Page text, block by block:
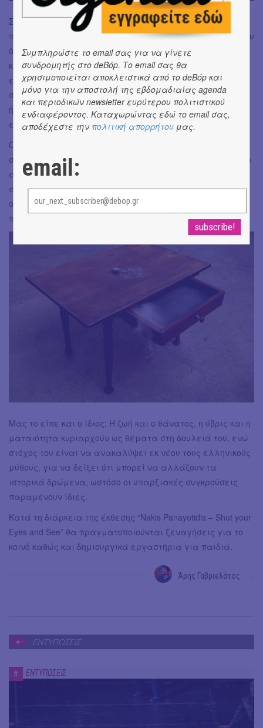
Στην πιο πρόσφατη φάση της δουλειάς του κυριαρχούν οι
πίνακες ζωγραφικής, όχι όμως με τη συμβατική έννοια του
όρου: το 2017-18 ξεκινά να ασχολείται με την εικόνα-
κείμενο, μια διαδικασία επικόλλησης σε μεγάλες
επιφάνειες γραπτών μηνυμάτων που δίνουν τροφή για
σκέψη. Αν το καλοσκεφτούμε συμβάδισε με την εποχή και
ήταν... μάλλον μπροστά της, όπως άλλωστε πρέπει να
είναι ένας καλλιτέχνης.
Όπως είπα, κάτι που απασχολεί τον Παναγιωτίδη στο
σύνολο του έργου του είναι η έννοια του χρόνου, τον οποίο
αντιλαμβάνεται ως ροή και παύση, ως στιγμή και
αιωνιότητα. Αντίστοιχα, πεποίθησή του είναι ότι ένα
ολοκληρωμένο έργο τέχνης δεν μπορεί ποτέ να γίνει
πλήρως αντιληπτό από μια σταθερή οπτική γωνία.
Μας το είπε και ο ίδιος: Η ζωή και ο θάνατος, η ύβρις και η
ματαιότητα κυριαρχούν ως θέματα στη δουλειά του, ενώ
στόχος του είναι να ανακαλύψει εκ νέου τους ελληνικούς
μύθους, για να δείξει ότι μπορεί να αλλάζουν τα
ιστορικά δρώμενα, ωστόσο οι υπαρξιακές συγκρούσεις
παραμένουν ίδιες.
Κατά τη διάρκεια της έκθεσης “Nakis Panayotidis – Shut your
Eyes and See” θα πραγματοποιούνται ξεναγήσεις για το
κοινό καθώς και δημιουργικά εργαστήρια για παιδιά.
Άρης Γαβριελάτος
ΕΝΤΥΠΩΣΕΙΣ
# ΕΝΤΥΠΩΣΕΙΣ
Συμπληρώστε το email σας για να γίνετε
συνδρομητής στο deBόp. Το email σας θα
χρησιμοποιείται αποκλειστικά από το deBόp και
μόνο για την αποστολή της εβδομαδιαίας agenda
και περιοδικών newsletter ευρύτερου πολιτιστικού
ενδιαφέροντος. Καταχωρώντας εδώ το email σας,
αποδέχεστε την πολιτική απορρήτου μας.
email: